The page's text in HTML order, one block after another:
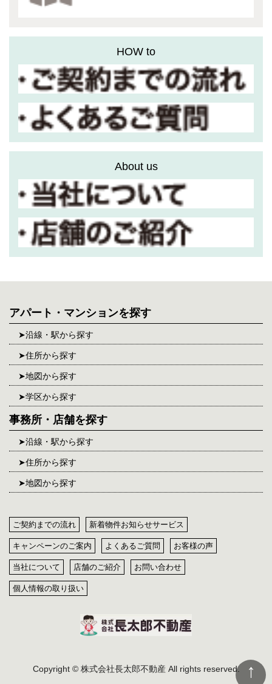
HOW to
About us
アパート・マンションを探す
沿線・駅から探す
住所から探す
地図から探す
学区から探す
事務所・店舗を探す
沿線・駅から探す
住所から探す
地図から探す
ご契約までの流れ 新着物件お知らせサービス
キャンペーンのご案内 よくあるご質問 お客様の声
当社について 店舗のご紹介 お問い合わせ
個人情報の取り扱い
Copyright © 株式会社長太郎不動産 All rights reserved.